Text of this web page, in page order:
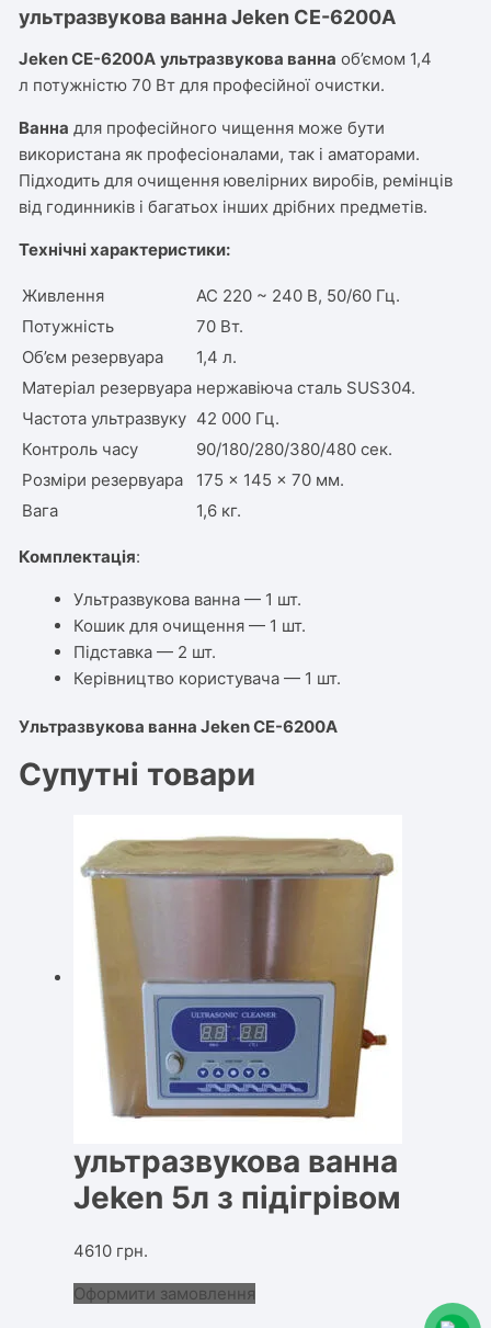
ультразвукова ванна Jeken CE-6200A
Jeken CE-6200A ультразвукова ванна об’ємом 1,4
л потужністю 70 Вт для професійної очистки.
Ванна для професійного чищення може бути
використана як професіоналами, так і аматорами.
Підходить для очищення ювелірних виробів, ремінців
від годинників і багатьох інших дрібних предметів.
Технічні характеристики:
Живлення
AC 220 ~ 240 В, 50/60 Гц.
Потужність
70 Вт.
Об’єм резервуара
1,4 л.
Матеріал резервуара нержавіюча сталь SUS304.
Частота ультразвуку 42 000 Гц.
Контроль часу
90/180/280/380/480 сек.
Розміри резервуара
175 × 145 × 70 мм.
Вага
1,6 кг.
Комплектація:
Ультразвукова ванна — 1 шт.
Кошик для очищення — 1 шт.
Підставка — 2 шт.
Керівництво користувача — 1 шт.
Ультразвукова ванна Jeken CE-6200A
Супутні товари
ультразвукова ванна
Jeken 5л з підігрівом
4610 грн.
Оформити замовлення